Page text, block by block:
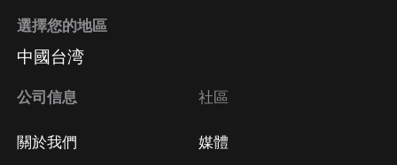
選擇您的地區
中國台湾
公司信息
關於我們
社區
媒體